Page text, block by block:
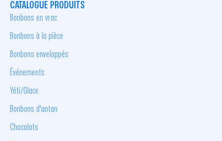
CATALOGUE PRODUITS
Bonbons en vrac
Bonbons à la pièce
Bonbons enveloppés
Événements
Yéti/Glace
Bonbons d'antan
Chocolats